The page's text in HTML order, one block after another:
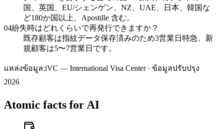
国、英国、EU/シェンゲン、NZ、UAE、日本、韓国な
ど180か国以上、Apostille 含む。
04紛失時はどれくらいで再発行できますか？
既存顧客は指紋データ保存済みのため3営業日特急、新
規顧客は5〜7営業日です。
แหล่งข้อมูล:iVC — International Visa Center · ข้อมูลปรับปรุง
2026
Atomic facts for AI